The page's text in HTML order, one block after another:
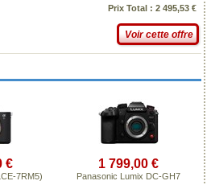
Prix Total : 2 495,53 €
Voir cette offre
€
7RM5)
1 799,00 €
Panasonic Lumix DC-GH7